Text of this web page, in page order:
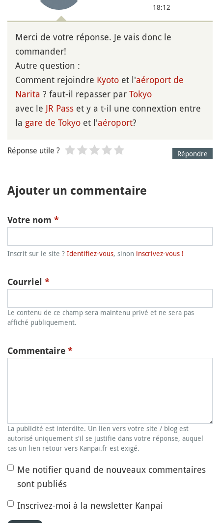
18:12
Merci de votre réponse. Je vais donc le
commander!
Autre question :
Comment rejoindre Kyoto et l'aéroport de
Narita ? faut-il repasser par Tokyo
avec le JR Pass et y a t-il une connextion entre
la gare de Tokyo et l'aéroport?
Répondre
Réponse utile ?
Ajouter un commentaire
Votre nom *
Inscrit sur le site ? Identifiez-vous, sinon inscrivez-vous !
Courriel *
Le contenu de ce champ sera maintenu privé et ne sera pas
affiché publiquement.
Commentaire *
La publicité est interdite. Un lien vers votre site / blog est
autorisé uniquement s'il se justifie dans votre réponse, auquel
cas un lien retour vers Kanpai.fr est exigé.
Me notifier quand de nouveaux commentaires
sont publiés
Inscrivez-moi à la newsletter Kanpai